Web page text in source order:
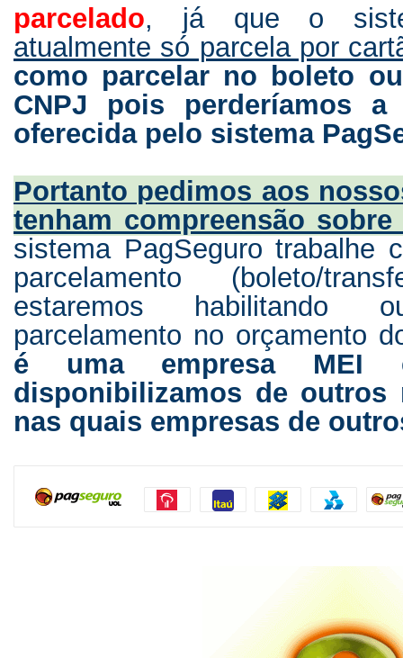
parcelado, já que o
atualmente só parcela por
como parcelar no boleto
CNPJ pois perderíamos
oferecida pelo sistema
Portanto pedimos aos
tenham compreensão
sistema PagSeguro trabalhe
parcelamento (boleto/
estaremos habilitando
parcelamento no orçamento
é uma empresa
disponibilizamos de outros
nas quais empresas de